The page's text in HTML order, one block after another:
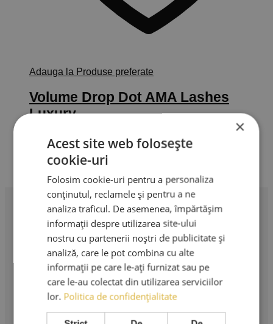
Adauga la Produse preferate
Volume Drop Dot AMA Lashes
Luxury
5,00lei – 70,00leiInterval de prețuri: 5,00 lei până la
70,00 lei TVA Inclus Selectează opțiunile
are mai multe variații. Opțiunile pot fi alese în pagina
Profesionalism în extensii de gene. Produse premium,
instrumente profesionale și cursuri de specialitate.
AMA LASHES SRL
Sediu social: București
Strada Murgeni nr. 5
×
Acest site web folosește
cookie-uri
Folosim cookie-uri pentru a personaliza
conținutul, reclamele și pentru a ne
analiza traficul. De asemenea, împărtășim
informații despre utilizarea site-ului
nostru cu partenerii noștri de publicitate și
analiză, care le pot combina cu alte
informații pe care le-ați furnizat sau pe
care le-au colectat din utilizarea serviciilor
lor. Politica de confidențialitate